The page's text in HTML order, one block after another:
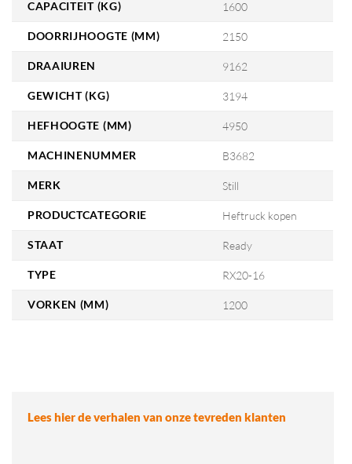
CAPACITEIT (KG) 1600
DOORRIJHOOGTE (MM) 2150
DRAAIUREN 9162
GEWICHT (KG) 3194
HEFHOOGTE (MM) 4950
MACHINENUMMER B3682
MERK Still
PRODUCTCATEGORIE Heftruck kopen
STAAT Ready
TYPE RX20-16
VORKEN (MM) 1200
Lees hier de verhalen van onze tevreden klanten